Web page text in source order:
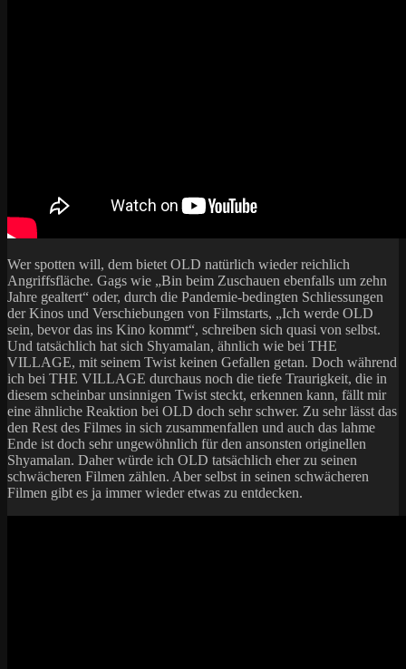
Wer spotten will, dem bietet OLD natürlich wieder reichlich
Angriffsfläche. Gags wie „Bin beim Zuschauen ebenfalls um zehn
Jahre gealtert“ oder, durch die Pandemie-bedingten Schliessungen
der Kinos und Verschiebungen von Filmstarts, „Ich werde OLD
sein, bevor das ins Kino kommt“, schreiben sich quasi von selbst.
Und tatsächlich hat sich Shyamalan, ähnlich wie bei THE
VILLAGE, mit seinem Twist keinen Gefallen getan. Doch während
ich bei THE VILLAGE durchaus noch die tiefe Traurigkeit, die in
diesem scheinbar unsinnigen Twist steckt, erkennen kann, fällt mir
eine ähnliche Reaktion bei OLD doch sehr schwer. Zu sehr lässt das
den Rest des Filmes in sich zusammenfallen und auch das lahme
Ende ist doch sehr ungewöhnlich für den ansonsten originellen
Shyamalan. Daher würde ich OLD tatsächlich eher zu seinen
schwächeren Filmen zählen. Aber selbst in seinen schwächeren
Filmen gibt es ja immer wieder etwas zu entdecken.